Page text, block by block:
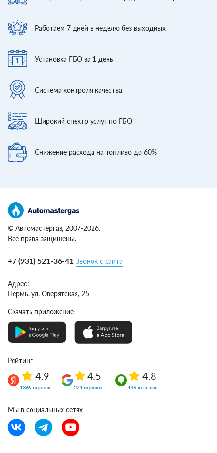
Работаем 7 дней в неделю без выходных
Установка ГБО за 1 день
Система контроля качества
Широкий спектр услуг по ГБО
Снижение расхода на топливо до 60%
© Автомастергаз, 2007-2026.
Все права защищены.
+7 (931) 521-36-41 Звонок с сайта
Адрес:
Пермь, ул. Оверятская, 25
Скачать приложение
Рейтинг
4.9
1369 оценок
4.5
274 оценки
4.8
436 отзывов
Мы в социальных сетях